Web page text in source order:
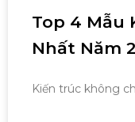
Top 4 Mẫu
Nhất Năm
Kiến trúc không